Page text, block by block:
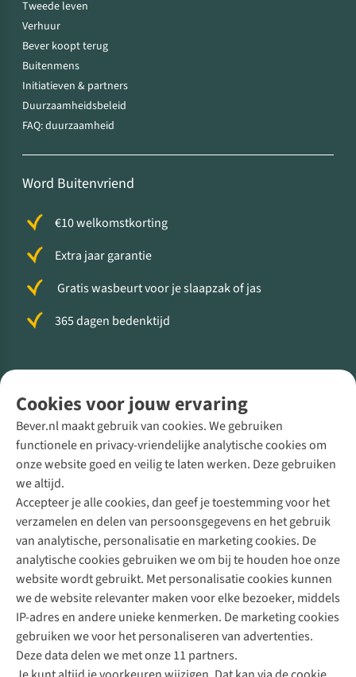
Cookies voor jouw ervaring
Bever.nl maakt gebruik van cookies. We gebruiken
functionele en privacy-vriendelijke analytische cookies om
onze website goed en veilig te laten werken. Deze gebruiken
we altijd.
Accepteer je alle cookies, dan geef je toestemming voor het
verzamelen en delen van persoonsgegevens en het gebruik
van analytische, personalisatie en marketing cookies. De
analytische cookies gebruiken we om bij te houden hoe onze
website wordt gebruikt. Met personalisatie cookies kunnen
we de website relevanter maken voor elke bezoeker, middels
IP-adres en andere unieke kenmerken. De marketing cookies
gebruiken we voor het personaliseren van advertenties.
Deze data delen we met onze 11 partners.
Tweede leven
Verhuur
Bever koopt terug
Buitenmens
Initiatieven & partners
Duurzaamheidsbeleid
FAQ: duurzaamheid
Word Buitenvriend
€10 welkomstkorting
Extra jaar garantie
Gratis wasbeurt voor je slaapzak of jas
365 dagen bedenktijd
Direct advies van een Buitenexpert
+31 (0)85 888 50 88
+31 6 12 28 49 80
Contactformulier